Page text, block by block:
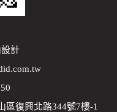
計
區復興北路344號7樓-1